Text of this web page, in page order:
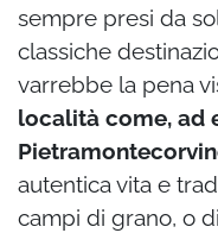
sempre presi da
classiche
varrebbe la pena
località come, ad
autentica vita e
campi di grano, o